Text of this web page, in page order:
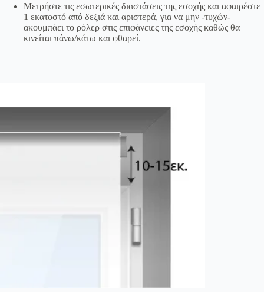
Μετρήστε τις εσωτερικές διαστάσεις της εσοχής και αφαιρέστε
1 εκατοστό από δεξιά και αριστερά, για να μην -τυχών-
ακουμπάει το ρόλερ στις επιφάνειες της εσοχής καθώς θα
κινείται πάνω/κάτω και φθαρεί.